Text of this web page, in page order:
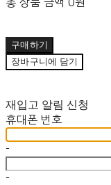
구매하기
장바구니에 담기
재입고 알림 신청
휴대폰 번호
-
-